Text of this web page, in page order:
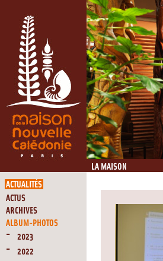
LA MAISON
ACTUALITÉS
ACTUS
ARCHIVES
ALBUM-PHOTOS
2023
2022